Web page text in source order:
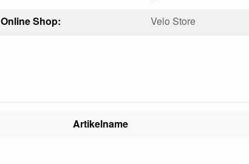
Online Shop:
Velo Store
Artikelname